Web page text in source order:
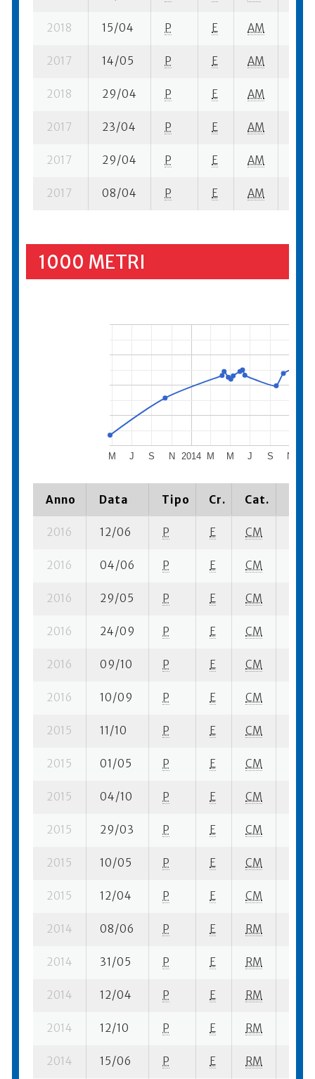
2018 15/04 P E AM
2017 14/05 P E AM
2018 29/04 P E AM
2017 23/04 P E AM
2017 29/04 P E AM
2017 08/04 P E AM
1000 METRI
2014
M J S N M M J S N
Anno Data Tipo Cr. Cat.
2016 12/06 P E CM
2016 04/06 P E CM
2016 29/05 P E CM
2016 24/09 P E CM
2016 09/10 P E CM
2016 10/09 P E CM
2015 11/10 P E CM
2015 01/05 P E CM
2015 04/10 P E CM
2015 29/03 P E CM
2015 10/05 P E CM
2015 12/04 P E CM
2014 08/06 P E RM
2014 31/05 P E RM
2014 12/04 P E RM
2014 12/10 P E RM
2014 15/06 P E RM